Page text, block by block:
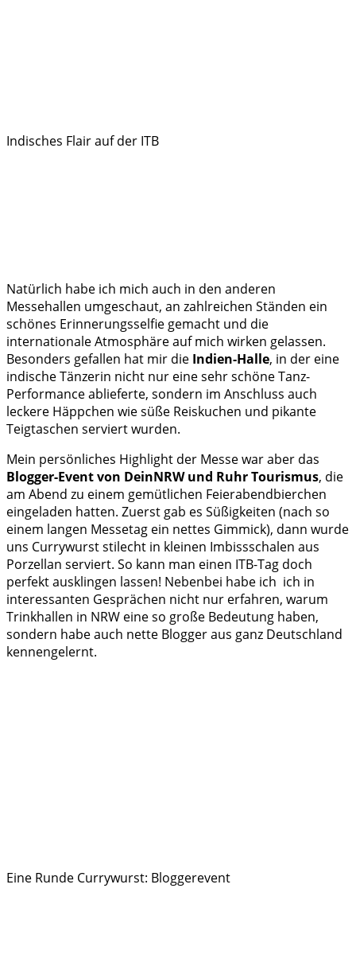
Indisches Flair auf der ITB
Natürlich habe ich mich auch in den anderen
Messehallen umgeschaut, an zahlreichen Ständen ein
schönes Erinnerungsselfie gemacht und die
internationale Atmosphäre auf mich wirken gelassen.
Besonders gefallen hat mir die Indien-Halle, in der eine
indische Tänzerin nicht nur eine sehr schöne Tanz-
Performance ablieferte, sondern im Anschluss auch
leckere Häppchen wie süße Reiskuchen und pikante
Teigtaschen serviert wurden.
Mein persönliches Highlight der Messe war aber das
Blogger-Event von DeinNRW und Ruhr Tourismus, die
am Abend zu einem gemütlichen Feierabendbierchen
eingeladen hatten. Zuerst gab es Süßigkeiten (nach so
einem langen Messetag ein nettes Gimmick), dann wurde
uns Currywurst stilecht in kleinen Imbissschalen aus
Porzellan serviert. So kann man einen ITB-Tag doch
perfekt ausklingen lassen! Nebenbei habe ich ich in
interessanten Gesprächen nicht nur erfahren, warum
Trinkhallen in NRW eine so große Bedeutung haben,
sondern habe auch nette Blogger aus ganz Deutschland
kennengelernt.
Eine Runde Currywurst: Bloggerevent